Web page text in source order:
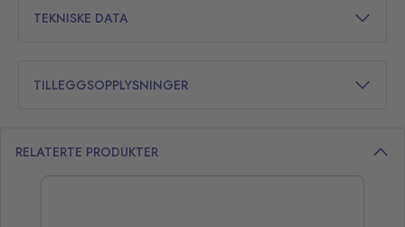
TEKNISKE DATA
TILLEGGSOPPLYSNINGER
RELATERTE PRODUKTER